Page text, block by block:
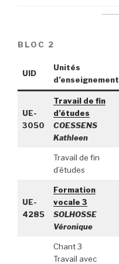
BLOC 2
UID
Unités
d’enseignement
UE-
3050
Travail de fin
d’études
COESSENS
Kathleen
Travail de fin
d’études
UE-
4285
Formation
vocale 3
SOLHOSSE
Véronique
Chant 3
Travail avec